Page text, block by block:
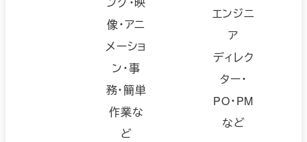
像・アニ
メーショ
ン・事
務・簡単
作業な
ど
エンジニ
ア
ディレク
ター・
PO・PM
など